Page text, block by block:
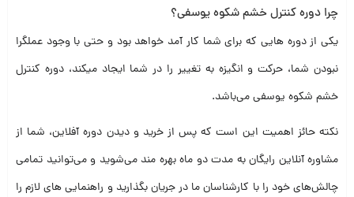
چرا دوره کنترل خشم شکوه یوسفی؟
یکی از دوره هایی که برای شما کار آمد خواهد بود و حتی با وجود عملگرا
نبودن شما، حرکت و انگیزه به تغییر را در شما ایجاد میکند، دوره کنترل
خشم شکوه یوسفی می‌باشد.
نکته حائز اهمیت این است که پس از خرید و دیدن دوره آفلاین، شما از
مشاوره آنلاین رایگان به مدت دو ماه بهره مند می‌شوید و می‌توانید تمامی
چالش‌های خود را با کارشناسان ما در جریان بگذارید و راهنمایی های لازم را